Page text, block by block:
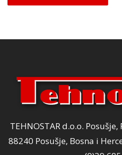
je:
34,00
TEHNOSTAR d.o.o.
88240 Posušje, Bosna i